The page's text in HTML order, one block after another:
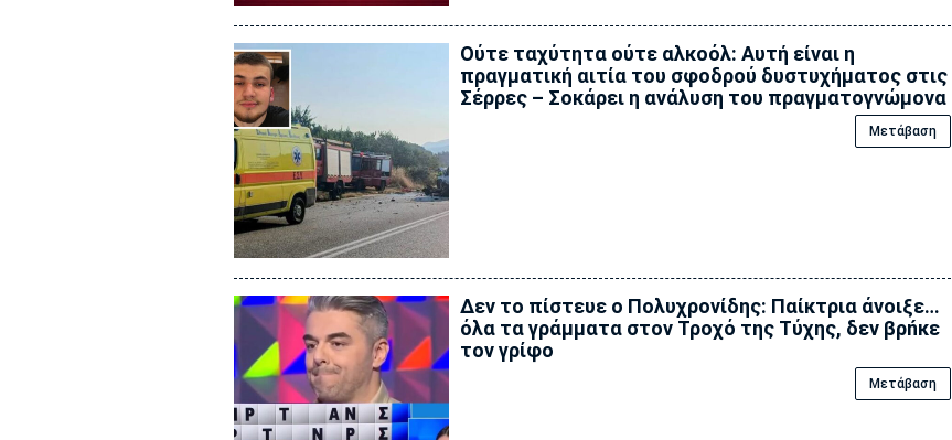
Ούτε ταχύτητα ούτε αλκοόλ: Αυτή είναι η
πραγματική αιτία του σφοδρού δυστυχήματος στις
Σέρρες – Σοκάρει η ανάλυση του πραγματογνώμονα
Μετάβαση
Δεν το πίστευε ο Πολυχρονίδης: Παίκτρια άνοιξε…
όλα τα γράμματα στον Τροχό της Tύχης, δεν βρńκε
τον γρίφο
Μετάβαση